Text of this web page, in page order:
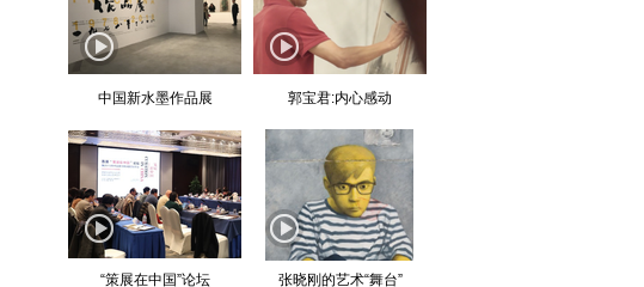
中国新水墨作品展 郭宝君:内心感动
“策展在中国”论坛 张晓刚的艺术“舞台”